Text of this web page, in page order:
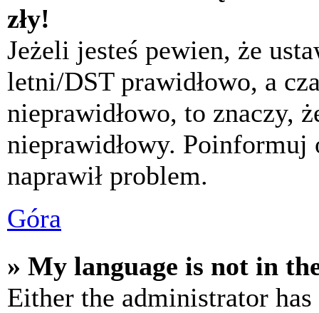
zły!
Jeżeli jesteś pewien, że
letni/DST prawidłowo, a
nieprawidłowo, to znaczy,
nieprawidłowy.
naprawił problem.
Góra
» My language is not in
Either the administrator